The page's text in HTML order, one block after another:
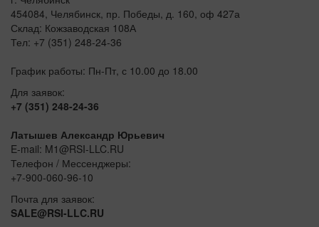
454084, Челябинск, пр. Победы, д. 160, оф 427а
Склад: Кожзаводская 108А
Тел: +7 (351) 248-24-36
График работы: Пн-Пт, с 10.00 до 18.00
Для заявок:
+7 (351) 248-24-36
Латышев Александр Юрьевич
E-mail: M1@RSI-LLC.RU
Телефон / Мессенджеры:
+7-900-060-96-10
Почта для заявок:
SALE@RSI-LLC.RU